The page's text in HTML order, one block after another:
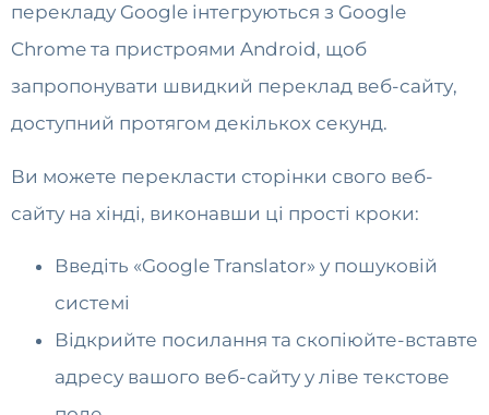
перекладу Google інтегруються з Google
Chrome та пристроями Android, щоб
запропонувати швидкий переклад веб-сайту,
доступний протягом декількох секунд.
Ви можете перекласти сторінки свого веб-
сайту на хінді, виконавши ці прості кроки:
Введіть «Google Translator» у пошуковій
системі
Відкрийте посилання та скопіюйте-вставте
адресу вашого веб-сайту у ліве текстове